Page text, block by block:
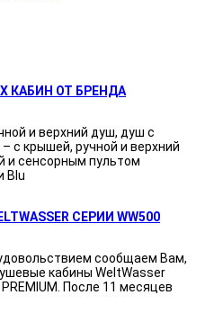
КАБИН ОТ БРЕНДА
и верхний душ, душ с
с крышей, ручной и верхний
и сенсорным пультом
Blu
СЕРИИ WW500
сообщаем Вам,
кабины WeltWasser
После 11 месяцев